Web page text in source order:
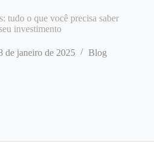
tudo o que você precisa saber
investimento
de janeiro de 2025 Blog